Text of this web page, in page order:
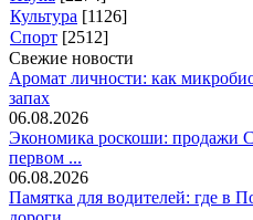
Культура [1126]
Спорт [2512]
Свежие новости
Аромат личности: как
запах
06.08.2026
Экономика роскоши: продажи
первом ...
06.08.2026
Памятка для водителей: где в